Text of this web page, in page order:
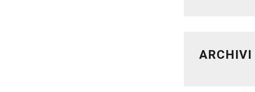
ARCHIVI